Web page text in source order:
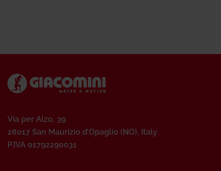
Via per Alzo, 39
28017 San Maurizio d’Opaglio (NO), Italy
P.IVA 01792290031